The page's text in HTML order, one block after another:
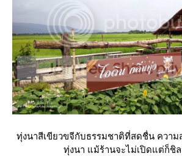
ทุ่งนาสีเขียวขจีกับธรรมชาติที่สดชื่น ความ
ทุ่งนา แม้ร้านจะไม่เปิดแต่ก็ชิ